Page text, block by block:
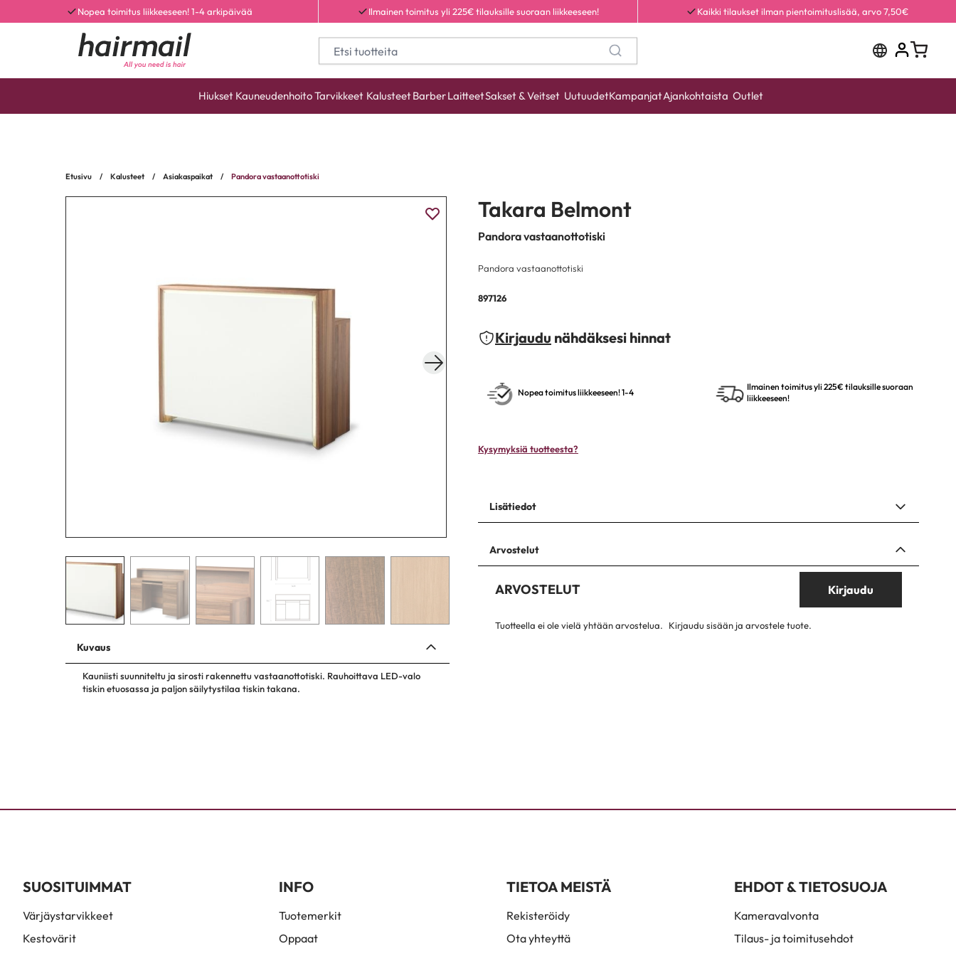
Nopea toimitus liikkeeseen! 1-4 arkipäivää Ilmainen toimitus yli 225€ tilauksille suoraan liikkeeseen! Kaikki tilaukset ilman pientoimituslisää, arvo 7,50€
Hiukset KauneudenhoitoTarvikkeet KalusteetBarberLaitteetSakset & Veitset UutuudetKampanjatAjankohtaista Outlet
Etusivu / Kalusteet / Asiakaspaikat / Pandora vastaanottotiski
Kuvaus
Kauniisti suunniteltu ja sirosti rakennettu vastaanottotiski. Rauhoittava LED-valo
tiskin etuosassa ja paljon säilytystilaa tiskin takana.
Takara Belmont
Pandora vastaanottotiski
Pandora vastaanottotiski
897126
Kirjaudu nähdäksesi hinnat
Nopea toimitus liikkeeseen! 1-4
Ilmainen toimitus yli 225€ tilauksille suoraan
liikkeeseen!
Kysymyksiä tuotteesta?
Lisätiedot
Arvostelut
ARVOSTELUT Kirjaudu
Tuotteella ei ole vielä yhtään arvostelua. Kirjaudu sisään ja arvostele tuote.
SUOSITUIMMAT
Värjäystarvikkeet
Kestovärit
INFO
Tuotemerkit
Oppaat
TIETOA MEISTÄ
Rekisteröidy
Ota yhteyttä
EHDOT & TIETOSUOJA
Kameravalvonta
Tilaus- ja toimitusehdot